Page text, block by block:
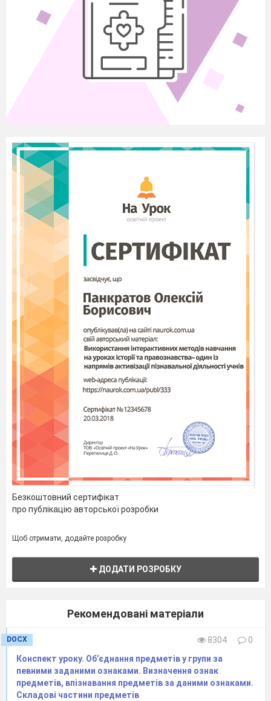
Безкоштовний сертифікат
про публікацію авторської розробки
Щоб отримати, додайте розробку
ДОДАТИ РОЗРОБКУ
Рекомендовані матеріали
DOCX 8304
0
Конспект уроку. Об’єднання предметів у групи за
певними заданими ознаками. Визначення ознак
предметів, впізнавання предметів за даними ознаками.
Складові частини предметів